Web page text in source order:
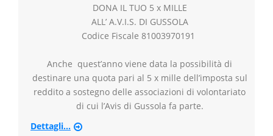
DONA IL TUO 5 x MILLE
ALL’ A.V.I.S. DI GUSSOLA
Codice Fiscale 81003970191
Anche quest’anno viene data la possibilità di
destinare una quota pari al 5 x mille dell’imposta sul
reddito a sostegno delle associazioni di volontariato
di cui l’Avis di Gussola fa parte.
Dettagli...